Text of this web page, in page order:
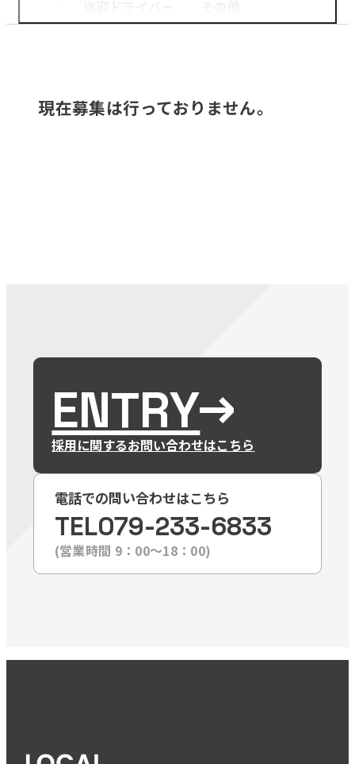
現在募集は行っておりません。
ENTRY
採用に関するお問い合わせはこちら
電話での問い合わせはこちら
TEL079-233-6833
(営業時間 9：00〜18：00)